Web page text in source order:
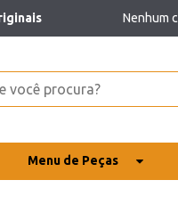
Nenhum
Menu de Peças